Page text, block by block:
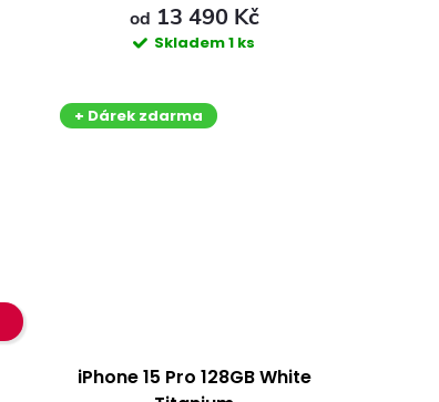
od 13 490 Kč
Skladem1 ks
+ Dárek zdarma
iPhone 15 Pro 128GB White